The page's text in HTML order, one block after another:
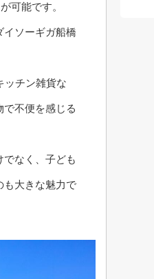
可能です。
イソーギガ船橋
ッチン雑貨な
不便を感じる
なく、子ども
も大きな魅力で